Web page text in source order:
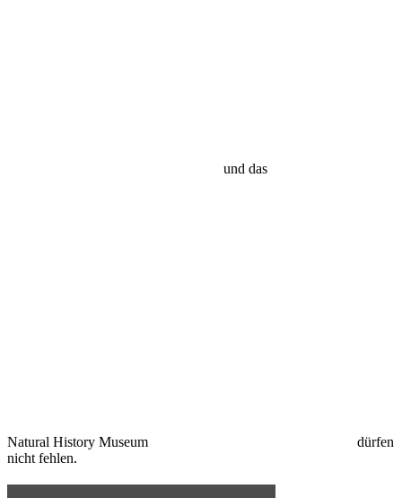
und das
Natural History Museum
dürfen
nicht fehlen.